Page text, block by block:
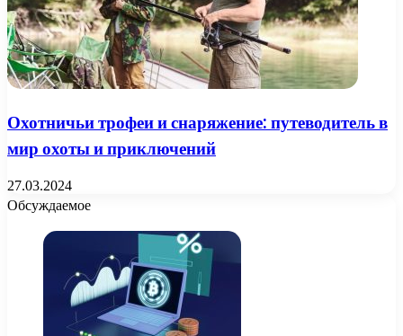
Охотничьи трофеи и снаряжение: путеводитель в
мир охоты и приключений
27.03.2024
Обсуждаемое